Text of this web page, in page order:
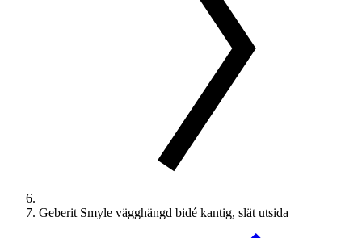
Geberit Smyle vägghängd bidé kantig, slät utsida